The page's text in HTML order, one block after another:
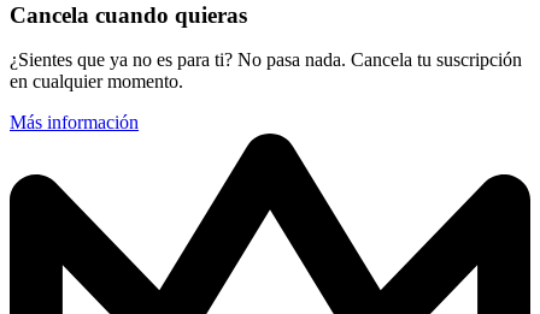
Cancela cuando quieras
¿Sientes que ya no es para ti? No pasa nada. Cancela tu suscripción
en cualquier momento.
Más información